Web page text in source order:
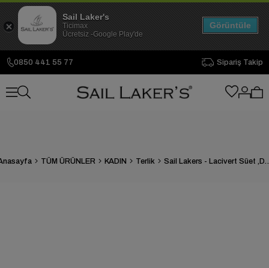
0850 441 55 77 Sipariş Takip
TÜM ÜRÜNLER KADIN Terlik Sail Lakers - Lacivert Süet
Sail Laker's
Ticimax
Ücretsiz -Google Play'de
Görüntüle